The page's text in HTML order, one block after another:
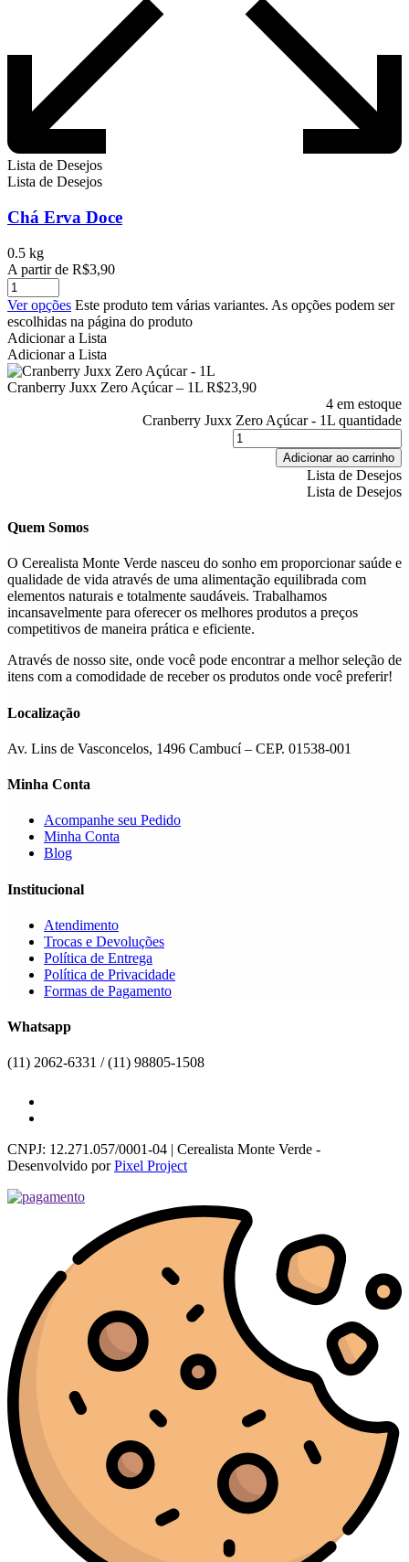
Lista de Desejos
Lista de Desejos
Chá Erva Doce
0.5 kg
A partir de R$3,90
Ver opções Este produto tem várias variantes. As opções podem ser
escolhidas na página do produto
Adicionar a Lista
Adicionar a Lista
Cranberry Juxx Zero Açúcar – 1L R$23,90
4 em estoque
Cranberry Juxx Zero Açúcar - 1L quantidade
Adicionar ao carrinho
Lista de Desejos
Lista de Desejos
Quem Somos
O Cerealista Monte Verde nasceu do sonho em proporcionar saúde e
qualidade de vida através de uma alimentação equilibrada com
elementos naturais e totalmente saudáveis. Trabalhamos
incansavelmente para oferecer os melhores produtos a preços
competitivos de maneira prática e eficiente.
Através de nosso site, onde você pode encontrar a melhor seleção de
itens com a comodidade de receber os produtos onde você preferir!
Localização
Av. Lins de Vasconcelos, 1496 Cambucí – CEP. 01538-001
Minha Conta
Acompanhe seu Pedido
Minha Conta
Blog
Institucional
Atendimento
Trocas e Devoluções
Política de Entrega
Política de Privacidade
Formas de Pagamento
Whatsapp
(11) 2062-6331 / (11) 98805-1508
CNPJ: 12.271.057/0001-04 | Cerealista Monte Verde -
Desenvolvido porPixel Project